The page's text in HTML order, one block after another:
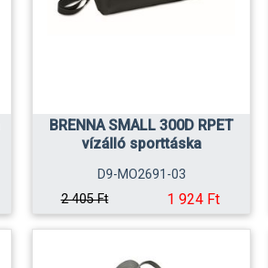
BRENNA SMALL 300D RPET
vízálló sporttáska
D9-MO2691-03
2 405 Ft
1 924 Ft